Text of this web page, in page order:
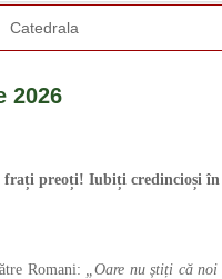
Catedrala
2026
frați preoți! Iubiți credincioși în
Romani: „Oare nu știți că